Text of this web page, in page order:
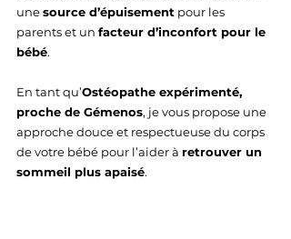
une source d’épuisement pour les
parents et un facteur d’inconfort pour le
bébé.
En tant qu’Ostéopathe expérimenté,
proche de Gémenos, je vous propose une
approche douce et respectueuse du corps
de votre bébé pour l’aider à retrouver un
sommeil plus apaisé.